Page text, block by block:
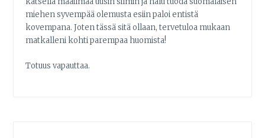
miehen syvempää olemusta esiin paloi entistä
kovempana. Joten tässä sitä ollaan, tervetuloa mukaan
matkalleni kohti parempaa huomista!
Totuus vapauttaa.